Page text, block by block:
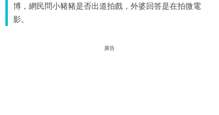
博，網民問小豬豬是否出道拍戲，外婆回答是在拍微電
影。
廣告